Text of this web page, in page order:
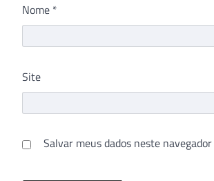
Nome *
Site
Salvar meus dados neste